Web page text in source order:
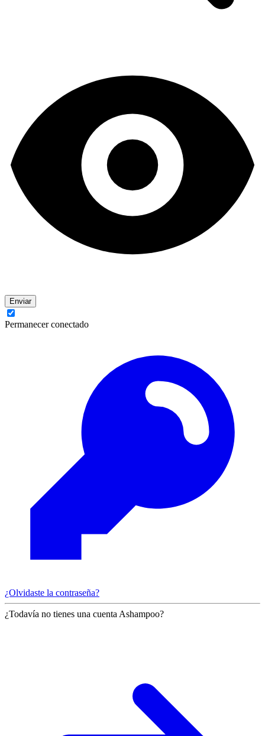
Enviar
Permanecer conectado
¿Olvidaste la contraseña?
¿Todavía no tienes una cuenta Ashampoo?